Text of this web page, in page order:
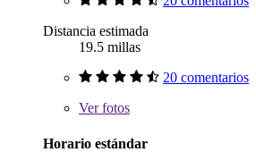
Distancia estimada
19.5 millas
20 comentarios
Verfotos
Horario estándar